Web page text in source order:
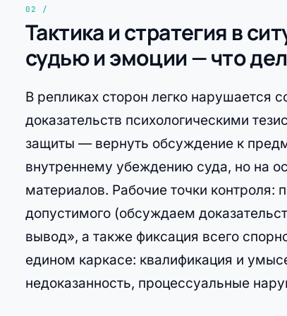
Тактика и стратегия в
судью и эмоции — что
В репликах сторон легко нарушается
доказательств психологическими
защиты — вернуть обсуждение к
внутреннему убеждению суда, но на
материалов. Рабочие точки контроля:
допустимого (обсуждаем
вывод», а также фиксация всего
едином каркасе: квалификация и
недоказанность, процессуальные